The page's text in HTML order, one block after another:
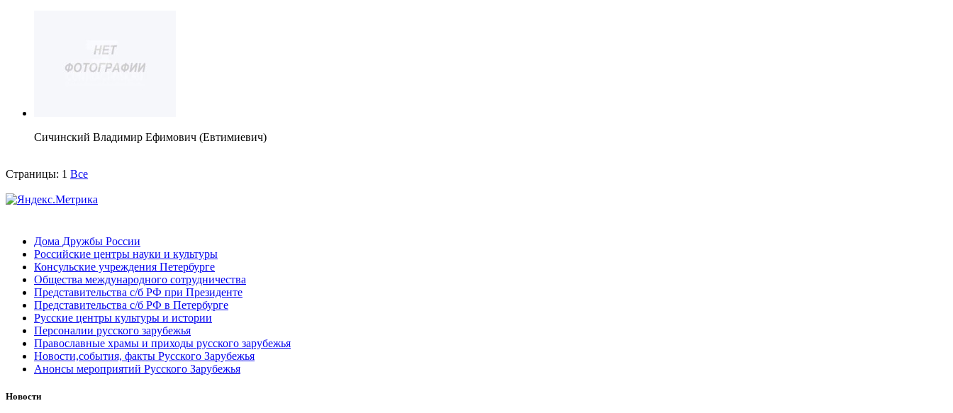
Сичинский Владимир Ефимович (Евтимиевич)
Страницы: 1 Все
Дома Дружбы России
Российские центры науки и культуры
Консульские учреждения Петербурге
Общества международного сотрудничества
Представительства с/б РФ при Президенте
Представительства с/б РФ в Петербурге
Русские центры культуры и истории
Персоналии русского зарубежья
Православные храмы и приходы русского зарубежья
Новости,события, факты Русского Зарубежья
Анонсы мероприятий Русского Зарубежья
Новости